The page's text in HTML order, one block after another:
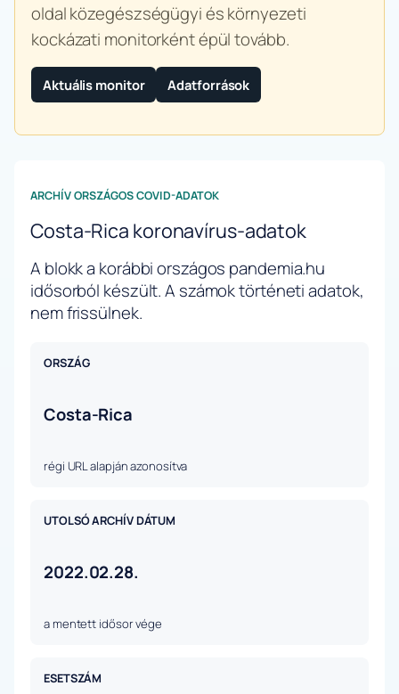
oldal közegészségügyi és környezeti
kockázati monitorként épül tovább.
Aktuális monitor Adatforrások
ARCHÍV ORSZÁGOS COVID-ADATOK
Costa-Rica koronavírus-adatok
A blokk a korábbi országos pandemia.hu
idősorból készült. A számok történeti adatok,
nem frissülnek.
ORSZÁG
Costa-Rica
régi URL alapján azonosítva
UTOLSÓ ARCHÍV DÁTUM
2022.02.28.
a mentett idősor vége
ESETSZÁM